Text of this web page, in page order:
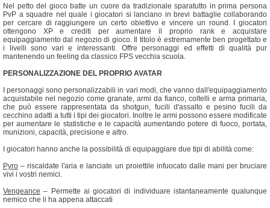
Nel petto del gioco batte un cuore da tradizionale sparatutto in prima persona
PvP a squadre nel quale i giocatori si lanciano in brevi battaglie collaborando
per cercare di raggiungere un certo obiettivo e vincere un round. I giocatori
ottengono XP e crediti per aumentare il proprio rank e acquistare
equipaggiamento dal negozio di gioco. Il titolo è estremamente ben progettato e
i livelli sono vari e interessanti. Offre personaggi ed effetti di qualità pur
mantenendo un feeling da classico FPS vecchia scuola.
PERSONALIZZAZIONE DEL PROPRIO AVATAR
I personaggi sono personalizzabili in vari modi, che vanno dall'equipaggiamento
acquistabile nel negozio come granate, armi da fianco, coltelli e arma primaria,
che può essere rappresentata da shotgun, fucili d'assalto e pesino fucili da
cecchino adatti a tutti i tipi dei giocatori. Inoltre le armi possono essere modificate
per aumentare le statistiche e le capacità aumentando potere di fuoco, portata,
munizioni, capacità, precisione e altro.
I giocatori hanno anche la possibilità di equipaggiare due tipi di abilità come:
Pyro – riscaldate l'aria e lanciate un proiettile infuocato dalle mani per bruciare
vivi i vostri nemici.
Vengeance – Permette ai giocatori di individuare istantaneamente qualunque
nemico che li ha appena attaccati